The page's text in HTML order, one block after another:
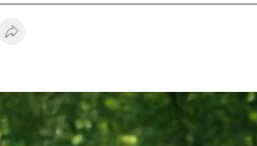
Whatsapp
en Facebook
en Twitter
Desplegar Redes Sociales